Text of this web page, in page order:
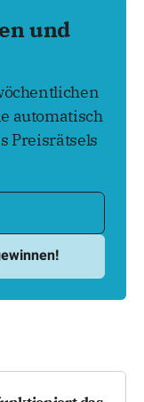
und
automatisch
Preisrätsels